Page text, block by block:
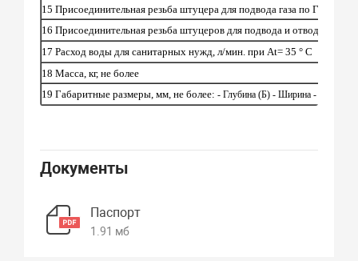
15 Присоединительная резьба штуцера для подвода газа по ГОСТ
16 Присоединительная резьба штуцеров для подвода и отвода
17 Расход воды для санитарных нужд, л/мин. при At=35 ° С
18 Масса, кг, не более
19 Габаритные размеры, мм, не более:- Глубина (Б) - Ширина - Высота
Документы
Паспорт
1.91 мб